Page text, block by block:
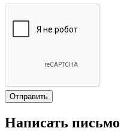
Написать письмо